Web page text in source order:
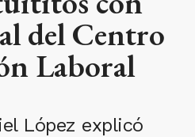
del Centro
Laboral
López explicó